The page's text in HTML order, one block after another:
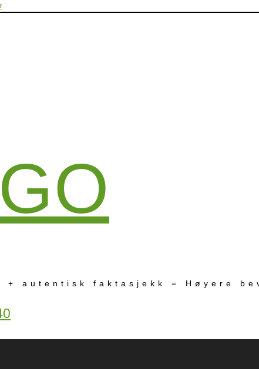
+ autentisk faktasjekk = Høyere